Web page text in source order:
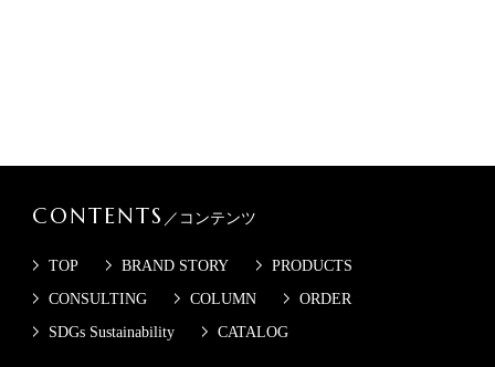
CONTENTS ／コンテンツ
TOP BRAND STORY
PRODUCTS
CONSULTING
COLUMN
ORDER
SDGs Sustainability
CATALOG